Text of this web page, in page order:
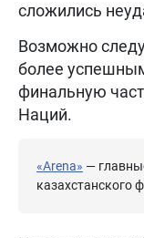
сложились
Возможно
более
финальную
Наций.
«Arena» —
казахстанского